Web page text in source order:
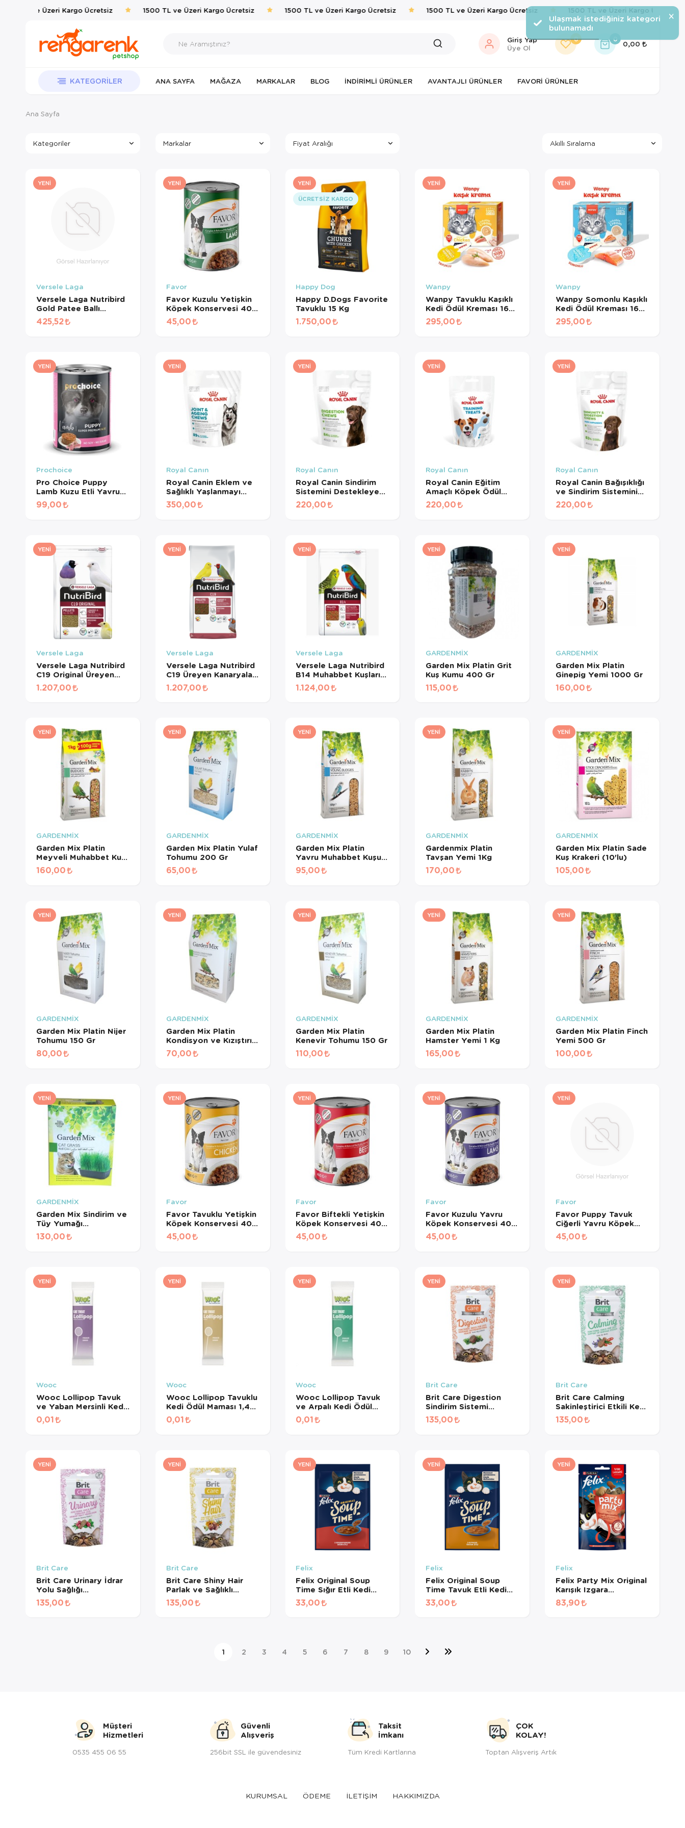
TL ve Üzeri Kargo Ücretsiz 1500 TL ve Üzeri Kargo Ücretsiz 1500 TL ve Üzeri Kargo Ücretsiz 1500 TL ve Üzeri Kargo Ücretsiz 1500 TL ve Üzeri Kargo Ücretsiz
Giriş Yap
Üye Ol
0 0
0,00
KATEGORILER ANA SAYFA MAĞAZA MARKALAR BLOG İNDIRIMLI ÜRÜNLER AVANTAJLI ÜRÜNLER FAVORI ÜRÜNLER
Ana Sayfa
Kategoriler Markalar Fiyat Aralığı
YENI
Versele Laga
Versele Laga Nutribird
Gold Patee Ballı
Yumurtalı Kanarya
Maması (1 KG
425,52
YENI
Favor
Favor Kuzulu Yetişkin
Köpek Konservesi 400
Gr
45,00
YENI
ÜCRETSIZ KARGO
Happy Dog
Happy D.Dogs Favorite
Tavuklu 15 Kg
1.750,00
YENI
Wanpy
Wanpy Tavuklu Kaşıklı
Kedi Ödül Kreması 16
gr*10Ad
295,00
YENI
Wanpy
Wanpy Somonlu Kaşıklı
Kedi Ödül Kreması 16
gr*10Ad
295,00
YENI
Prochoice
Pro Choice Puppy
Lamb Kuzu Etli Yavru
Köpek Konservesi 400
Gr
99,00
YENI
Royal Canın
Royal Canin Eklem ve
Sağlıklı Yaşlanmayı
Destekleyen
Tamamlayıcı Yetişkin
350,00
YENI
Royal Canın
Royal Canin Sindirim
Sistemini Destekleyen
Tamamlayıcı Yetişkin
Köpek Ödül Maması
220,00
YENI
Royal Canın
Royal Canin Eğitim
Amaçlı Köpek Ödül
Maması 110 Gr
220,00
YENI
Royal Canın
Royal Canin Bağışıklığı
ve Sindirim Sistemini
Destekleyen
Tamamlayıcı Yavru
220,00
YENI
Versele Laga
Versele Laga Nutribird
C19 Original Üreyen
Kanaryalar Ve Finçler
İçin Beyaz Pelet Yem 3
1.207,00
YENI
Versele Laga
Versele Laga Nutribird
C19 Üreyen Kanaryalar
Ve Finçler İçin Meyveli
1.207,00
YENI
Versele Laga
Versele Laga Nutribird
B14 Muhabbet Kuşları
Ve Mini Paraketler İçin
Meyveli Pelet Yem 3
1.124,00
YENI
GARDENMİX
Garden Mix Platin Grit
Kuş Kumu 400 Gr
115,00
YENI
GARDENMİX
Garden Mix Platin
Ginepig Yemi 1000 Gr
160,00
YENI
GARDENMİX
Garden Mix Platin
Meyveli Muhabbet Kuş
Yemi 1.1 Kg
160,00
YENI
GARDENMİX
Garden Mix Platin Yulaf
Tohumu 200 Gr
65,00
YENI
GARDENMİX
Garden Mix Platin
Yavru Muhabbet Kuşu
Yemi 500 Gr
95,00
YENI
GARDENMİX
Gardenmix Platin
Tavşan Yemi 1Kg
170,00
YENI
GARDENMİX
Garden Mix Platin Sade
Kuş Krakeri (10'lu)
105,00
YENI
GARDENMİX
Garden Mix Platin Nijer
Tohumu 150 Gr
80,00
YENI
GARDENMİX
Garden Mix Platin
Kondisyon ve Kızıştırıcı
Yem 150 Gr
70,00
YENI
GARDENMİX
Garden Mix Platin
Kenevir Tohumu 150 Gr
110,00
YENI
GARDENMİX
Garden Mix Platin
Hamster Yemi 1 Kg
165,00
YENI
GARDENMİX
Garden Mix Platin Finch
Yemi 500 Gr
100,00
YENI
GARDENMİX
Garden Mix Sindirim ve
Tüy Yumağı
Destekleyen Kedi Çimi
130,00
YENI
Favor
Favor Tavuklu Yetişkin
Köpek Konservesi 400
Gr
45,00
YENI
Favor
Favor Biftekli Yetişkin
Köpek Konservesi 400
Gr
45,00
YENI
Favor
Favor Kuzulu Yavru
Köpek Konservesi 400
Gr
45,00
YENI
Favor
Favor Puppy Tavuk
Ciğerli Yavru Köpek
Konservesi 400 Gr
45,00
YENI
Wooc
Wooc Lollipop Tavuk
ve Yaban Mersinli Kedi
Ödül Maması 1,4 Gr
0,01
YENI
Wooc
Wooc Lollipop Tavuklu
Kedi Ödül Maması 1,4
Gr
0,01
YENI
Wooc
Wooc Lollipop Tavuk
ve Arpalı Kedi Ödül
Maması 1,4 Gr
0,01
YENI
Brit Care
Brit Care Digestion
Sindirim Sistemi
Destekleyici Tahılsız
Kedi Ödül Maması 50gr
135,00
YENI
Brit Care
Brit Care Calming
Sakinleştirici Etkili Kedi
Ödül Maması 50gr
135,00
YENI
Brit Care
Brit Care Urinary İdrar
Yolu Sağlığı
Destekleyici Kedi Ödül
Maması 50 Gr
135,00
YENI
Brit Care
Brit Care Shiny Hair
Parlak ve Sağlıklı
Tüyler için Tahılsız Kedi
Ödül Maması 50gr
135,00
YENI
Felix
Felix Original Soup
Time Sığır Etli Kedi
Çorbası 48 Gr
33,00
YENI
Felix
Felix Original Soup
Time Tavuk Etli Kedi
Çorbası 48 Gr
33,00
YENI
Felix
Felix Party Mix Original
Karışık Izgara
Lezzetleri Kedi Ödül
Maması 60 Gr
83,90
1 2 3 4 5 6 7 8 9 10
Müşteri
Hizmetleri
0535 455 06 55
Güvenli
Alışveriş
256bit SSL ile güvendesiniz
Taksit
İmkanı
Tüm Kredi Kartlarına
ÇOK
KOLAY!
Toptan Alışveriş Artık
KURUMSAL ÖDEME İLETİŞİM HAKKIMIZDA
×
Ulaşmak istediğiniz kategori
bulunamadı